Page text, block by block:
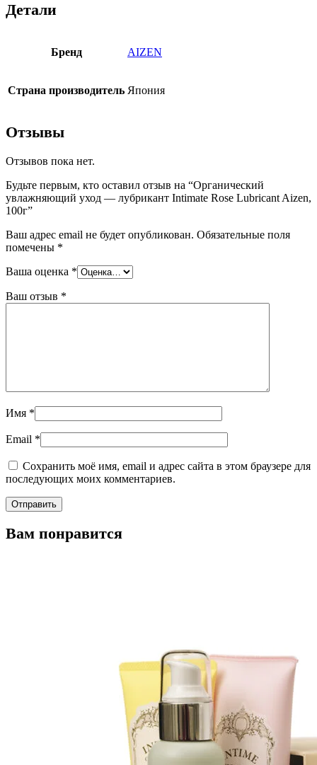
Детали
Бренд AIZEN
Страна производитель Япония
Отзывы
Отзывов пока нет.
Будьте первым, кто оставил отзыв на “Органический
увлажняющий уход — лубрикант Intimate Rose Lubricant Aizen,
100г”
Ваш адрес email не будет опубликован. Обязательные поля
помечены *
Ваша оценка *
Ваш отзыв *
Имя *
Email *
Сохранить моё имя, email и адрес сайта в этом браузере для
последующих моих комментариев.
Вам понравится